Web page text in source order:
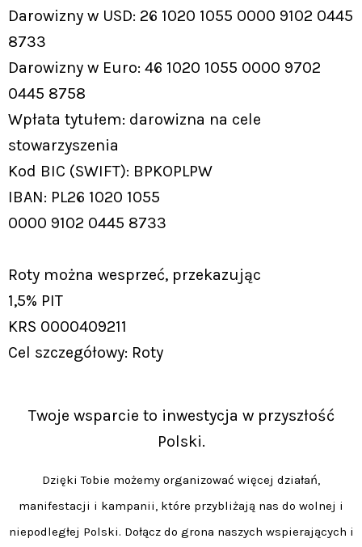
Darowizny w USD: 26 1020 1055 0000 9102 0445
8733
Darowizny w Euro: 46 1020 1055 0000 9702
0445 8758
Wpłata tytułem: darowizna na cele
stowarzyszenia
Kod BIC (SWIFT): BPKOPLPW
IBAN: PL26 1020 1055
0000 9102 0445 8733
Roty można wesprzeć, przekazując
1,5% PIT
KRS 0000409211
Cel szczegółowy: Roty
Twoje wsparcie to inwestycja w przyszłość
Polski.
Dzięki Tobie możemy organizować więcej działań,
manifestacji i kampanii, które przybliżają nas do wolnej i
niepodległej Polski. Dołącz do grona naszych wspierających i